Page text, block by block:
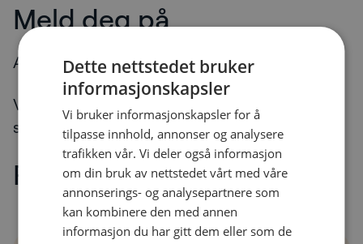
Meld deg på
Antall plasser er begrenset.
Vi anbefaler at du melder deg på så snart
som mulig.
Program
Dette nettstedet bruker
informasjonskapsler
Vi bruker informasjonskapsler for å
tilpasse innhold, annonser og analysere
trafikken vår. Vi deler også informasjon
om din bruk av nettstedet vårt med våre
annonserings- og analysepartnere som
kan kombinere den med annen
informasjon du har gitt dem eller som de